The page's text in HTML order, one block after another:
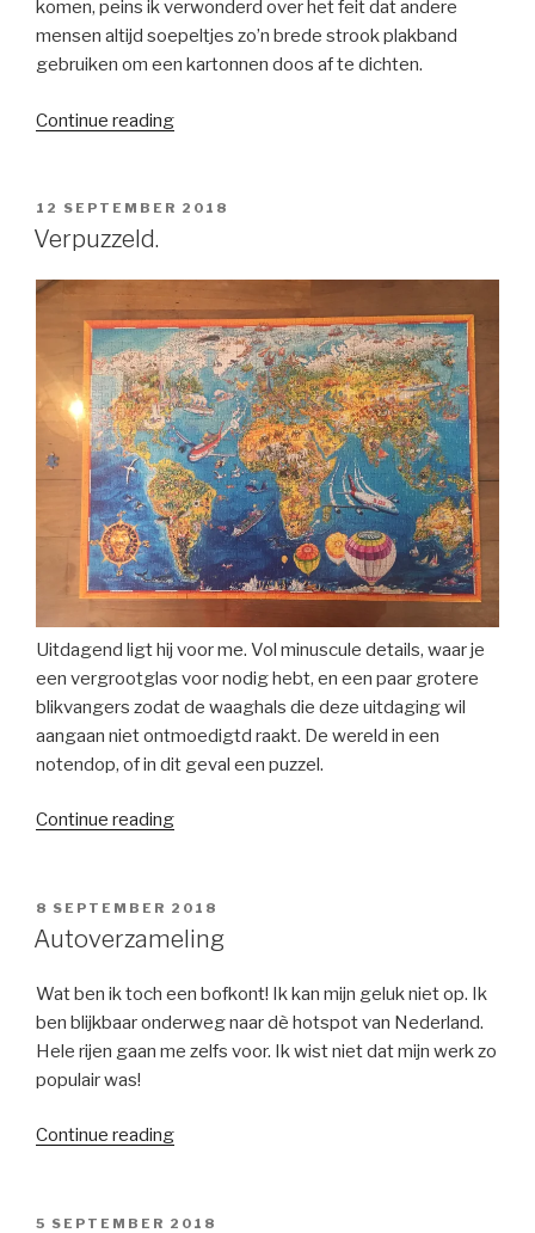
komen, peins ik verwonderd over het feit dat andere
mensen altijd soepeltjes zo’n brede strook plakband
gebruiken om een kartonnen doos af te dichten.
Continue reading“Verkleefd.”
POSTED
ON
12 SEPTEMBER 2018
Verpuzzeld.
Uitdagend ligt hij voor me. Vol minuscule details, waar je
een vergrootglas voor nodig hebt, en een paar grotere
blikvangers zodat de waaghals die deze uitdaging wil
aangaan niet ontmoedigtd raakt. De wereld in een
notendop, of in dit geval een puzzel.
Continue reading“Verpuzzeld.”
POSTED
ON
8 SEPTEMBER 2018
Autoverzameling
Wat ben ik toch een bofkont! Ik kan mijn geluk niet op. Ik
ben blijkbaar onderweg naar dè hotspot van Nederland.
Hele rijen gaan me zelfs voor. Ik wist niet dat mijn werk zo
populair was!
Continue reading“Autoverzameling”
POSTED
5 SEPTEMBER 2018